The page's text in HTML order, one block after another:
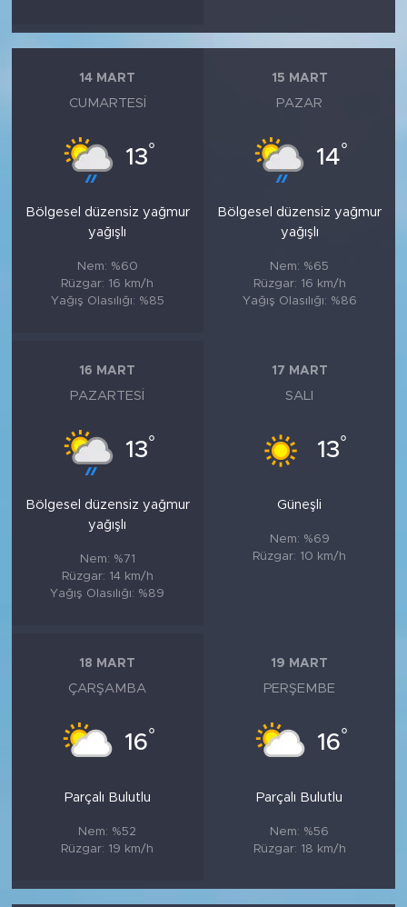
14 MART
CUMARTESI
13°
Bölgesel düzensiz yağmur
yağışlı
Nem: %60
Rüzgar: 16 km/h
Yağış Olasılığı: %85
15 MART
PAZAR
14°
Bölgesel düzensiz yağmur
yağışlı
Nem: %65
Rüzgar: 16 km/h
Yağış Olasılığı: %86
16 MART
PAZARTESI
13°
Bölgesel düzensiz yağmur
yağışlı
Nem: %71
Rüzgar: 14 km/h
Yağış Olasılığı: %89
17 MART
SALI
13°
Güneşli
Nem: %69
Rüzgar: 10 km/h
18 MART
ÇARŞAMBA
16°
Parçalı Bulutlu
Nem: %52
Rüzgar: 19 km/h
19 MART
PERŞEMBE
16°
Parçalı Bulutlu
Nem: %56
Rüzgar: 18 km/h